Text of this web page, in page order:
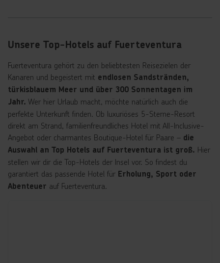
Unsere Top-Hotels auf Fuerteventura
Fuerteventura gehört zu den beliebtesten Reisezielen der
Kanaren und begeistert mit endlosen Sandstränden,
türkisblauem Meer und über 300 Sonnentagen im
Jahr. Wer hier Urlaub macht, möchte natürlich auch die
perfekte Unterkunft finden. Ob luxuriöses 5-Sterne-Resort
direkt am Strand, familienfreundliches Hotel mit All-Inclusive-
Angebot oder charmantes Boutique-Hotel für Paare – die
Auswahl an Top Hotels auf Fuerteventura ist groß. Hier
stellen wir dir die Top-Hotels der Insel vor. So findest du
garantiert das passende Hotel für Erholung, Sport oder
Abenteuer auf Fuerteventura.